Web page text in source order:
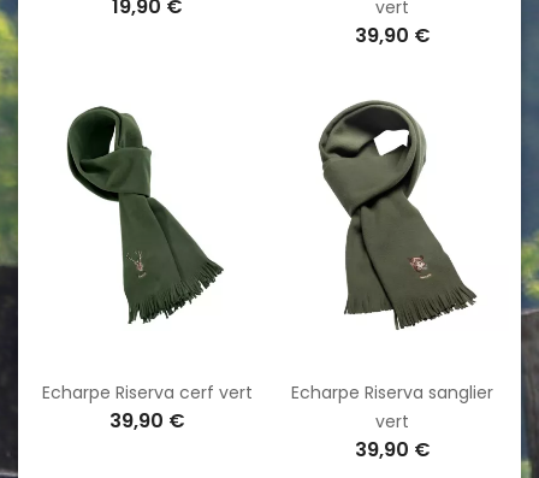
19,90 €
vert
39,90 €
Echarpe Riserva cerf vert
39,90 €
Echarpe Riserva sanglier
vert
39,90 €